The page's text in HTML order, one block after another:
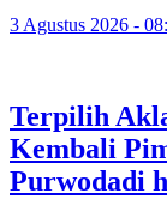
3 Agustus 2026 -
Terpilih
Kembali
Purwodadi